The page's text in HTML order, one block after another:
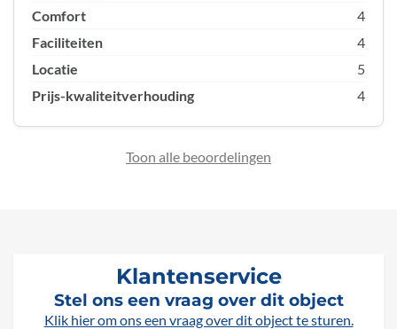
Comfort
4
Faciliteiten
4
Locatie
5
Prijs-kwaliteitverhouding
4
Toon alle beoordelingen
Klantenservice
Stel ons een vraag over dit object
Klik hier om ons een vraag over dit object te sturen.